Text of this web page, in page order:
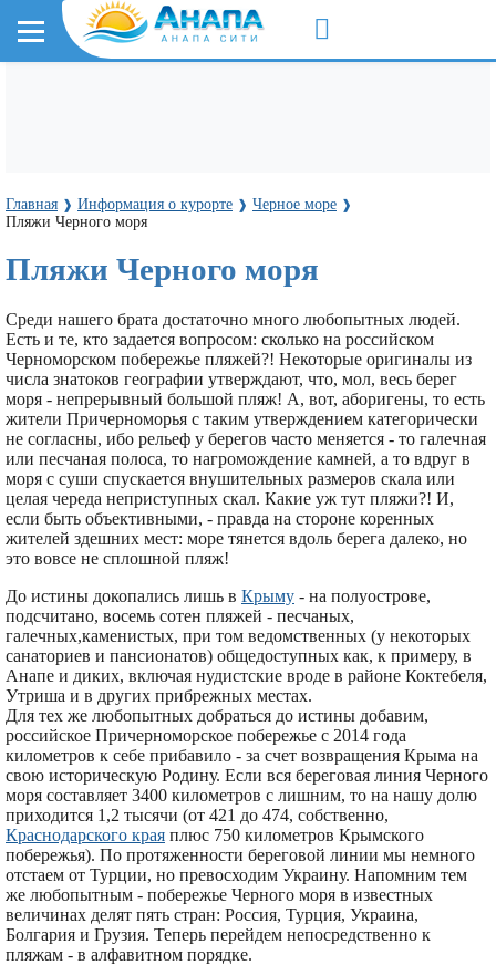
Главная ❱ Информация о курорте ❱ Черное море ❱
Пляжи Черного моря
Пляжи Черного моря
Среди нашего брата достаточно много любопытных людей.
Есть и те, кто задается вопросом: сколько на российском
Черноморском побережье пляжей?! Некоторые оригиналы из
числа знатоков географии утверждают, что, мол, весь берег
моря - непрерывный большой пляж! А, вот, аборигены, то есть
жители Причерноморья с таким утверждением категорически
не согласны, ибо рельеф у берегов часто меняется - то галечная
или песчаная полоса, то нагромождение камней, а то вдруг в
моря с суши спускается внушительных размеров скала или
целая череда неприступных скал. Какие уж тут пляжи?! И,
если быть объективными, - правда на стороне коренных
жителей здешних мест: море тянется вдоль берега далеко, но
это вовсе не сплошной пляж!
До истины докопались лишь в Крыму - на полуострове,
подсчитано, восемь сотен пляжей - песчаных,
галечных,каменистых, при том ведомственных (у некоторых
санаториев и пансионатов) общедоступных как, к примеру, в
Анапе и диких, включая нудистские вроде в районе Коктебеля,
Утриша и в других прибрежных местах.
Для тех же любопытных добраться до истины добавим,
российское Причерноморское побережье с 2014 года
километров к себе прибавило - за счет возвращения Крыма на
свою историческую Родину. Если вся береговая линия Черного
моря составляет 3400 километров с лишним, то на нашу долю
приходится 1,2 тысячи (от 421 до 474, собственно,
Краснодарского края плюс 750 километров Крымского
побережья). По протяженности береговой линии мы немного
отстаем от Турции, но превосходим Украину. Напомним тем
же любопытным - побережье Черного моря в известных
величинах делят пять стран: Россия, Турция, Украина,
Болгария и Грузия. Теперь перейдем непосредственно к
пляжам - в алфавитном порядке.